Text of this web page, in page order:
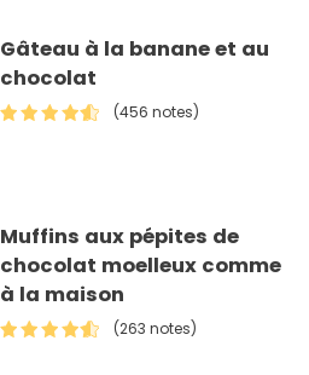
Gâteau à la banane et au
chocolat
(456 notes)
Muffins aux pépites de
chocolat moelleux comme
à la maison
(263 notes)